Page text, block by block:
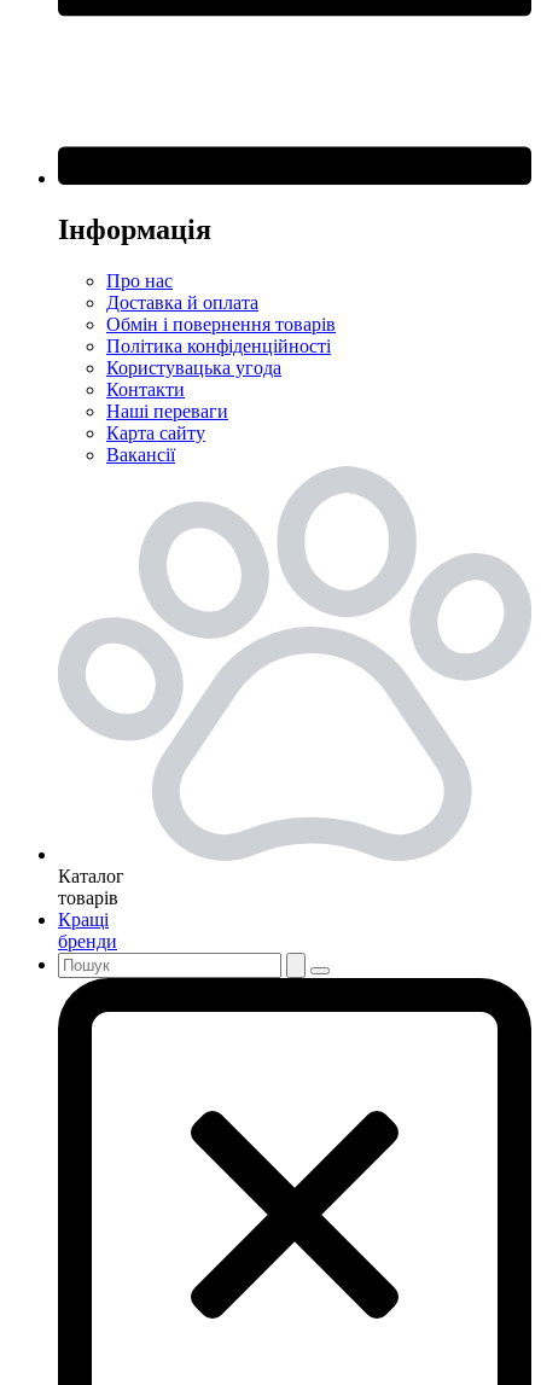
Інформація
Про нас
Доставка й оплата
Обмін і повернення товарів
Політика конфіденційності
Користувацька угода
Контакти
Наші переваги
Карта сайту
Вакансії
Каталог
товарів
Кращі
бренди